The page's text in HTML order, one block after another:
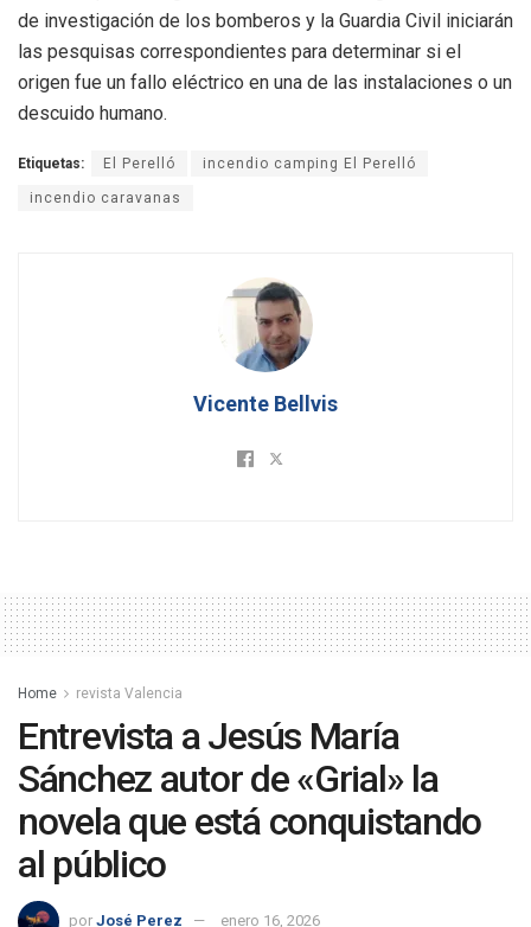
de investigación de los bomberos y la Guardia Civil iniciarán
las pesquisas correspondientes para determinar si el
origen fue un fallo eléctrico en una de las instalaciones o un
descuido humano.
Etiquetas: El Perelló incendio camping El Perelló
incendio caravanas
Vicente Bellvis
Home revista Valencia
Entrevista a Jesús María
Sánchez autor de «Grial» la
novela que está conquistando
al público
por José Perez enero 16, 2026